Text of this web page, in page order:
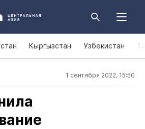
Кыргызстан Узбекистан
1 сентября 2022, 15:50